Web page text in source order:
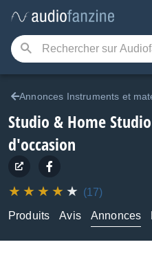
Annonces Instruments et
Studio & Home
d'occasion
(17)
Produits
Avis Annonces